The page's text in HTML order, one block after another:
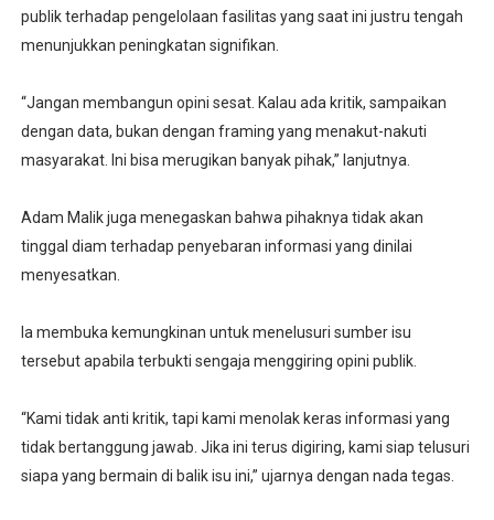
publik terhadap pengelolaan fasilitas yang saat ini justru tengah
menunjukkan peningkatan signifikan.
“Jangan membangun opini sesat. Kalau ada kritik, sampaikan
dengan data, bukan dengan framing yang menakut-nakuti
masyarakat. Ini bisa merugikan banyak pihak,” lanjutnya.
Adam Malik juga menegaskan bahwa pihaknya tidak akan
tinggal diam terhadap penyebaran informasi yang dinilai
menyesatkan.
Ia membuka kemungkinan untuk menelusuri sumber isu
tersebut apabila terbukti sengaja menggiring opini publik.
“Kami tidak anti kritik, tapi kami menolak keras informasi yang
tidak bertanggung jawab. Jika ini terus digiring, kami siap telusuri
siapa yang bermain di balik isu ini,” ujarnya dengan nada tegas.